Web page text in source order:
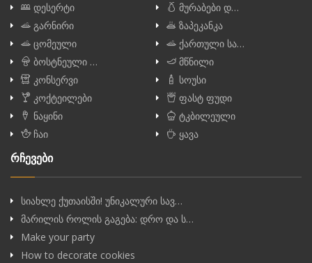
დესერტი
მურაბები დ…
გარნირი
ზაპეკანკა
ცომეული
ქართული სა…
ბოსტნეული …
მწნილი
კონსერვი
სოუსი
კოქტეილები
ფასტ ფუდი
ნაყინი
ტკბილეული
ჩაი
ყავა
რჩევები
სიახლე ქუთაისში! უნიკალური სავ…
მარილის როლის გაგება: დრო და ს…
Make your party
How to decorate cookies